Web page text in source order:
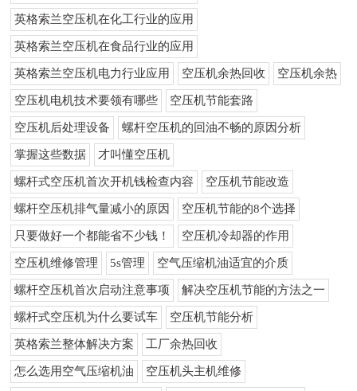
英格索兰空压机在化工行业的应用
英格索兰空压机在食品行业的应用
英格索兰空压机电力行业应用 空压机余热回收 空压机余热
空压机电机技术要领有哪些 空压机节能套路
空压机后处理设备 螺杆空压机的回油不畅的原因分析
掌握这些数据 才叫懂空压机
螺杆式空压机首次开机钱检查内容 空压机节能改造
螺杆空压机排气量减小的原因 空压机节能的8个选择
只要做好一个都能省不少钱！ 空压机冷却器的作用
空压机维修管理 5s管理 空气压缩机油适宜的介质
螺杆空压机首次启动注意事项 解决空压机节能的方法之一
螺杆式空压机为什么要试车 空压机节能分析
英格索兰整体解决方案 工厂余热回收
怎么选用空气压缩机油 空压机头主机维修